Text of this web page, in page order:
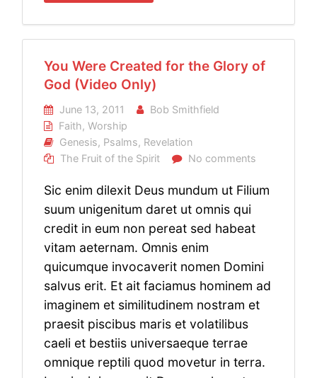
You Were Created for the Glory of
God (Video Only)
June 13, 2011
Bob Smithfield
Faith,Worship
Genesis, Psalms, Revelation
The Fruit of the Spirit
No comments
Sic enim dilexit Deus mundum ut Filium
suum unigenitum daret ut omnis qui
credit in eum non pereat sed habeat
vitam aeternam. Omnis enim
quicumque invocaverit nomen Domini
salvus erit. Et ait faciamus hominem ad
imaginem et similitudinem nostram et
praesit piscibus maris et volatilibus
caeli et bestiis universaeque terrae
omnique reptili quod movetur in terra.